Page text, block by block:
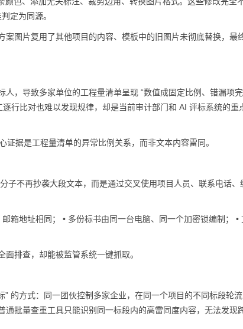
定为同源。
图片复用了其他项目的内容、模板中的旧图片未彻底替换，最
，导致多家单位的工程量清单呈现 “数值成固定比例、错漏项
行比对也难以发现规律，却是当前审计部门和 AI 评标系统的重
据是工程量清单的异常比例关系，而非文本内容雷同。
子不再抄袭大段文本，而是通过交叉使用项目人员、联系电话、
邮箱地址相同； • 多份标书由同一台电脑、同一个加密锁编制； •
排查，却能被监管系统一键抓取。
的方式：同一团伙控制多家企业，在同一个项目的不同标段轮
批量查重工具只能识别同一标段内的高雷同度内容，无法发现